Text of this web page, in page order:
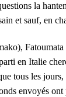
la
et sauf, en
Fatoumata
en Italie
tous les
envoyés ont